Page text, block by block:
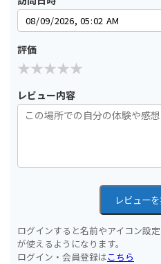
評価
レビュー内容
レビュー
ログインすると名前やアイコン設
が使えるようになります。
ログイン・会員登録はこちら